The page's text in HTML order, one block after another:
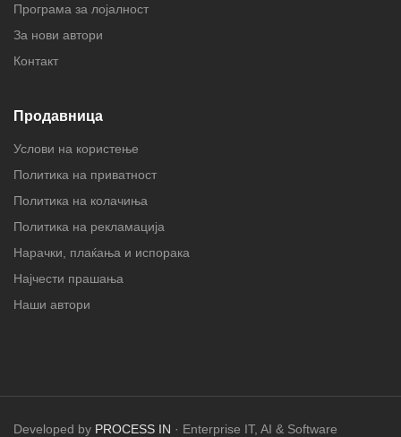
Програма за лојалност
За нови автори
Контакт
Продавница
Услови на користење
Политика на приватност
Политика на колачиња
Политика на рекламација
Нарачки, плаќања и испорака
Најчести прашања
Наши автори
Developed by PROCESS IN · Enterprise IT, AI & Software